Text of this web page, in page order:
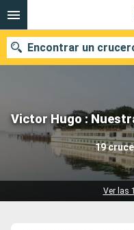
Victor Hugo :
19
Ver las
Encontrar un
Nuestros destinos
Fecha de salida